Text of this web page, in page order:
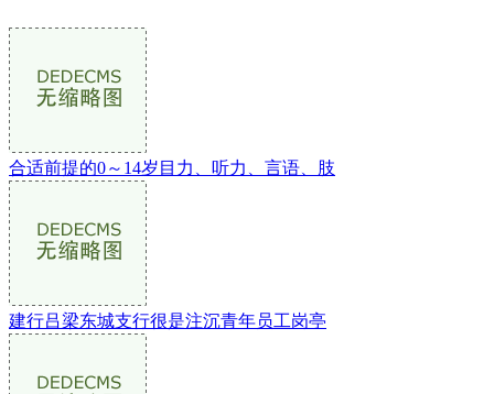
合适前提的0～14岁目力、听力、言语、肢
建行吕梁东城支行很是注沉青年员工岗亭